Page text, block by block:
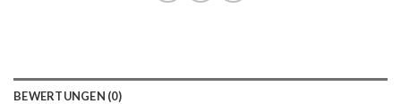
BEWERTUNGEN (0)